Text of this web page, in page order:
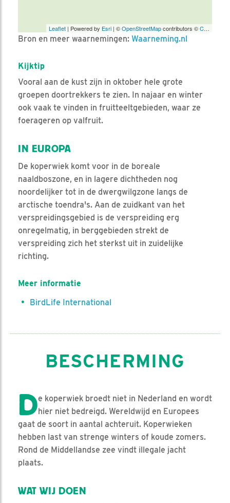
Leaflet | Powered by Esri | ©OpenStreetMapcontributors ©CARTO
Bron en meer waarnemingen: Waarneming.nl
Kijktip
Vooral aan de kust zijn in oktober hele grote
groepen doortrekkers te zien. In najaar en winter
ook vaak te vinden in fruitteeltgebieden, waar ze
foerageren op valfruit.
IN EUROPA
De koperwiek komt voor in de boreale
naaldboszone, en in lagere dichtheden nog
noordelijker tot in de dwergwilgzone langs de
arctische toendra's. Aan de zuidkant van het
verspreidingsgebied is de verspreiding erg
onregelmatig, in berggebieden strekt de
verspreiding zich het sterkst uit in zuidelijke
richting.
Meer informatie
BirdLife International
BESCHERMING
De koperwiek broedt niet in Nederland en wordt
hier niet bedreigd. Wereldwijd en Europees
gaat de soort in aantal achteruit. Koperwieken
hebben last van strenge winters of koude zomers.
Rond de Middellandse zee vindt illegale jacht
plaats.
WAT WIJ DOEN